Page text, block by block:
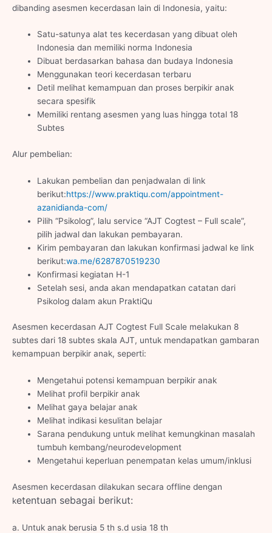
dibanding asesmen kecerdasan lain di Indonesia, yaitu:
Satu-satunya alat tes kecerdasan yang dibuat oleh
Indonesia dan memiliki norma Indonesia
Dibuat berdasarkan bahasa dan budaya Indonesia
Menggunakan teori kecerdasan terbaru
Detil melihat kemampuan dan proses berpikir anak
secara spesifik
Memiliki rentang asesmen yang luas hingga total 18
Subtes
Alur pembelian:
Lakukan pembelian dan penjadwalan di link
berikut:https://www.praktiqu.com/appointment-
azanidianda-com/
Pilih “Psikolog”, lalu service “AJT Cogtest – Full scale”,
pilih jadwal dan lakukan pembayaran.
Kirim pembayaran dan lakukan konfirmasi jadwal ke link
berikut:wa.me/6287870519230
Konfirmasi kegiatan H-1
Setelah sesi, anda akan mendapatkan catatan dari
Psikolog dalam akun PraktiQu
Asesmen kecerdasan AJT Cogtest Full Scale melakukan 8
subtes dari 18 subtes skala AJT, untuk mendapatkan gambaran
kemampuan berpikir anak, seperti:
Mengetahui potensi kemampuan berpikir anak
Melihat profil berpikir anak
Melihat gaya belajar anak
Melihat indikasi kesulitan belajar
Sarana pendukung untuk melihat kemungkinan masalah
tumbuh kembang/neurodevelopment
Mengetahui keperluan penempatan kelas umum/inklusi
Asesmen kecerdasan dilakukan secara offline dengan
ketentuan sebagai berikut:
a. Untuk anak berusia 5 th s.d usia 18 th